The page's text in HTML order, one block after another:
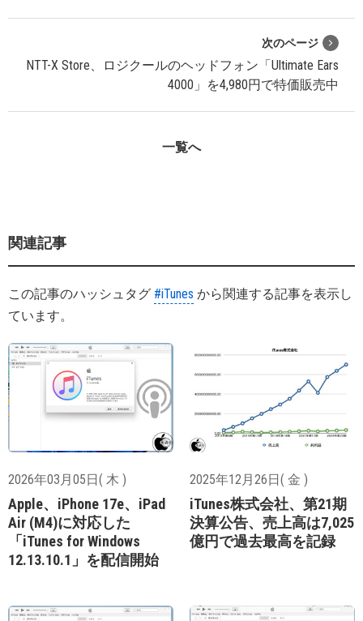
次のページ
NTT-X Store、ロジクールのヘッドフォン「Ultimate Ears
4000」を4,980円で特価販売中
一覧へ
関連記事
この記事のハッシュタグ #iTunes から関連する記事を表示し
ています。
2026年03月05日( 木 )
Apple、iPhone 17e、iPad
Air (M4)に対応した
「iTunes for Windows
12.13.10.1」を配信開始
2025年12月26日( 金 )
iTunes株式会社、第21期
決算公告、売上高は7,025
億円で過去最高を記録